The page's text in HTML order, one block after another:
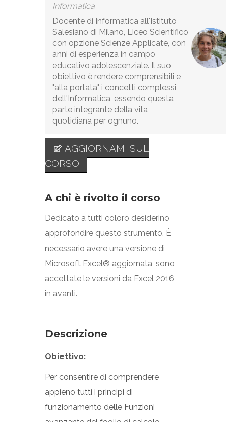
Informatica
Docente di Informatica all'Istituto
Salesiano di Milano, Liceo Scientifico
con opzione Scienze Applicate, con
anni di esperienza in campo
educativo adolescenziale. Il suo
obiettivo è rendere comprensibili e
"alla portata" i concetti complessi
dell'Informatica, essendo questa
parte integrante della vita
quotidiana per ognuno.
AGGIORNAMI SUL
CORSO
A chi è rivolto il corso
Dedicato a tutti coloro desiderino
approfondire questo strumento. È
necessario avere una versione di
Microsoft Excel® aggiornata, sono
accettate le versioni da Excel 2016
in avanti.
Descrizione
Obiettivo:
Per consentire di comprendere
appieno tutti i principi di
funzionamento delle Funzioni